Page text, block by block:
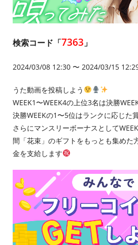
検索コード「7363 」
2024/03/08 12:30 〜 2024/03/15
うた動画を投稿しよう
WEEK1〜WEEK4の上位3名は決勝
決勝WEEKの1〜5位はランクに応じた
さらにマンスリーボーナスとして
間「花束」のギフトをもっとも集めた
金を支給します